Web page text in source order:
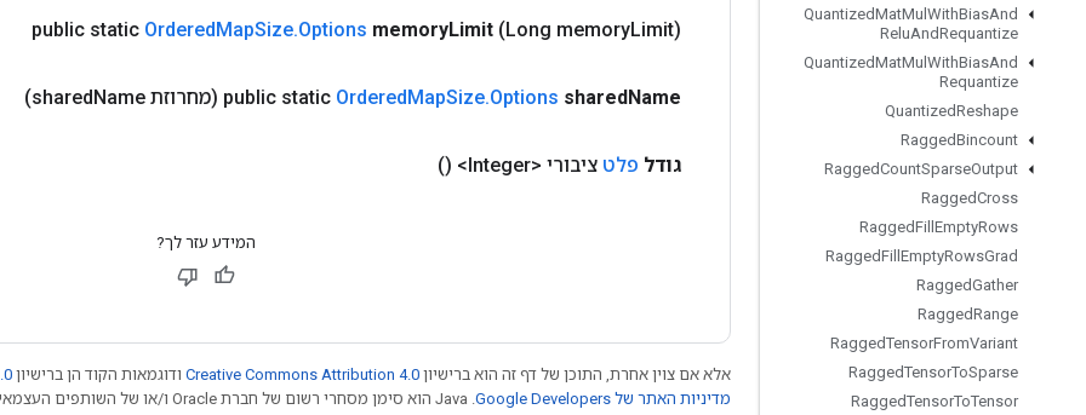
QuantizedMatMul WithBiasAnd
ReluAndRequantize
QuantizedMatMul WithBiasAnd
Requantize
QuantizedReshape
RaggedBincount
RaggedCountSparseOutput
RaggedCross
RaggedFill EmptyRows
RaggedFill EmptyRowsGrad
RaggedGather
RaggedRange
RaggedTensorFromVariant
RaggedTensorToSparse
RaggedTensorToTensor
public static OrderedMapSize.Options memoryLimit (Long memoryLimit)
public static OrderedMapSize.Options sharedName (מחרוזת shared Name)
גודל פלט ציבורי <Integer> ()
המידע עזר לך?
אלא אם צוין אחרת, התוכן של דף זה הוא ברישיון Creative Commons Attribution 4.0 ודוגמאות הקוד הן ברישיון
מדיניות האתר של Google Developers‏